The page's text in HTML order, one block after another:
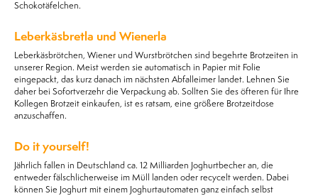
Schokotäfelchen.
Leberkäsbretla und Wienerla
Leberkäsbrötchen, Wiener und Wurstbrötchen sind begehrte Brotzeiten in
unserer Region. Meist werden sie automatisch in Papier mit Folie
eingepackt, das kurz danach im nächsten Abfalleimer landet. Lehnen Sie
daher bei Sofortverzehr die Verpackung ab. Sollten Sie des öfteren für Ihre
Kollegen Brotzeit einkaufen, ist es ratsam, eine größere Brotzeitdose
anzuschaffen.
Do it yourself!
Jährlich fallen in Deutschland ca. 12 Milliarden Joghurtbecher an, die
entweder fälschlicherweise im Müll landen oder recycelt werden. Dabei
können Sie Joghurt mit einem Joghurtautomaten ganz einfach selbst